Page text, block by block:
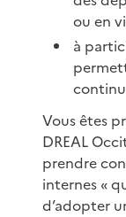
ou en
à
Vous êtes
DREAL
prendre
internes «
d’adopter